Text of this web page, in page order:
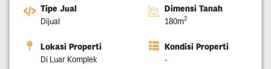
Tipe Jual
Dijual
Dimensi Tanah
180m2
Lokasi Properti
Di Luar Komplek
Kondisi Properti
-